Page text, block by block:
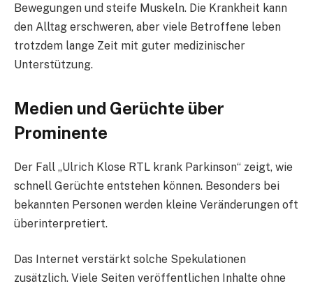
Bewegungen und steife Muskeln. Die Krankheit kann
den Alltag erschweren, aber viele Betroffene leben
trotzdem lange Zeit mit guter medizinischer
Unterstützung.
Medien und Gerüchte über
Prominente
Der Fall „Ulrich Klose RTL krank Parkinson“ zeigt, wie
schnell Gerüchte entstehen können. Besonders bei
bekannten Personen werden kleine Veränderungen oft
überinterpretiert.
Das Internet verstärkt solche Spekulationen
zusätzlich. Viele Seiten veröffentlichen Inhalte ohne